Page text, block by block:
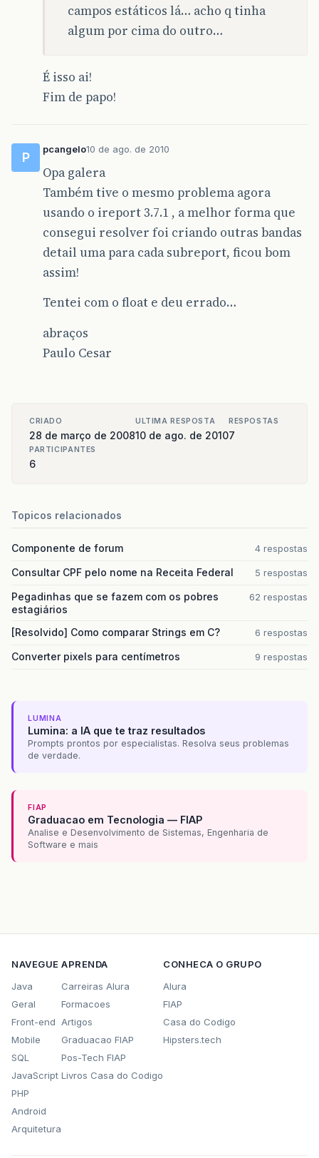
campos estáticos lá… acho q tinha
algum por cima do outro…
É isso ai!
Fim de papo!
P
pcangelo10 de ago. de 2010
Opa galera
Também tive o mesmo problema agora
usando o ireport 3.7.1 , a melhor forma que
consegui resolver foi criando outras bandas
detail uma para cada subreport, ficou bom
assim!
Tentei com o float e deu errado…
abraços
Paulo Cesar
CRIADO
28 de março de 2008
ULTIMA RESPOSTA
10 de ago. de 2010
RESPOSTAS
7
PARTICIPANTES
6
Topicos relacionados
Componente de forum 4 respostas
Consultar CPF pelo nome na Receita Federal 5 respostas
Pegadinhas que se fazem com os pobres
estagiários
62 respostas
[Resolvido] Como comparar Strings em C? 6 respostas
Converter pixels para centímetros 9 respostas
LUMINA
Lumina: a IA que te traz resultados
Prompts prontos por especialistas. Resolva seus problemas
de verdade.
FIAP
Graduacao em Tecnologia — FIAP
Analise e Desenvolvimento de Sistemas, Engenharia de
Software e mais
NAVEGUE
Java
Geral
Front-end
Mobile
SQL
JavaScript
PHP
Android
Arquitetura
APRENDA
Carreiras Alura
Formacoes
Artigos
Graduacao FIAP
Pos-Tech FIAP
Livros Casa do Codigo
CONHECA O GRUPO
Alura
FIAP
Casa do Codigo
Hipsters.tech